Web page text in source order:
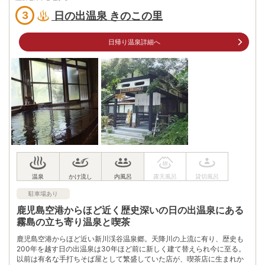
アクセス
九州自動車道溝辺鹿児島空港ICから車で約40分
表木山駅下車 徒歩約11分
駐車場 無料（20台）
電話番号 0995420111
※ 掲載情報は変更になる場合があります。最新の内容はご利用前にご自身でお
問合せください。
※ 料金情報は税込・税抜表記が混ざっております。正しい金額はご利用前にご
自身でお問合せください。
3 日の出温泉 きのこの里
日帰り温泉詳細へ
駐車場あり
鹿児島空港からほど近く歴史深いの日の出温泉にある
霧島の立ち寄り温泉と喫茶
鹿児島空港からほど近い新川渓谷温泉郷。天降川の上流に有り、歴史も
200年を越す日の出温泉は30年ほど前に新しく建て替えられ今に至る。
以前は有名な手打ちそば屋として繁盛していた店が、喫茶店に生まれか